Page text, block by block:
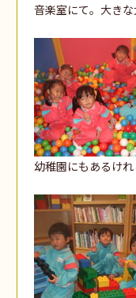
音楽室にて。大き
幼稚園にもあるけ